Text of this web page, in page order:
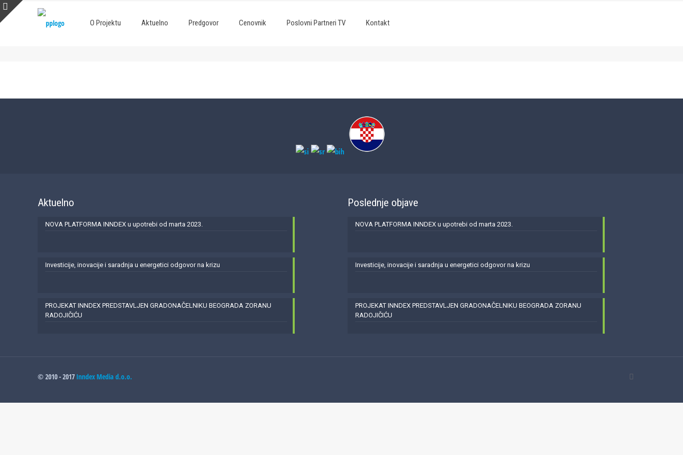
O Projektu Aktuelno Predgovor Cenovnik Poslovni Partneri TV Kontakt
Aktuelno
NOVA PLATFORMA INNDEX u upotrebi od marta 2023.
Investicije, inovacije i saradnja u energetici odgovor na krizu
PROJEKAT INNDEX PREDSTAVLJEN GRADONAČELNIKU BEOGRADA ZORANU
RADOJIČIĆU
Poslednje objave
NOVA PLATFORMA INNDEX u upotrebi od marta 2023.
Investicije, inovacije i saradnja u energetici odgovor na krizu
PROJEKAT INNDEX PREDSTAVLJEN GRADONAČELNIKU BEOGRADA ZORANU
RADOJIČIĆU
© 2010 - 2017 Inndex Media d.o.o.